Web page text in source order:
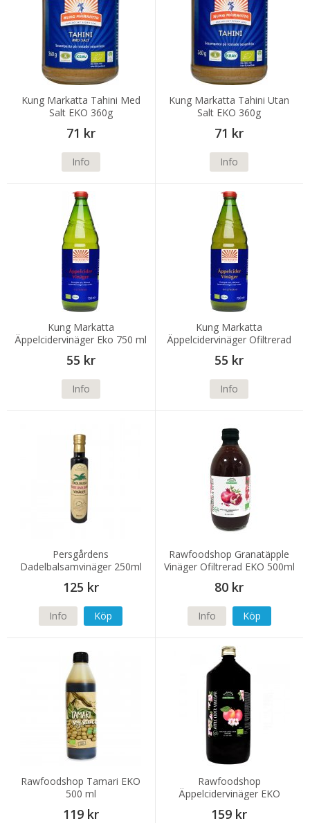
Kung Markatta Tahini Med
Salt EKO 360g
71 kr
Info
Kung Markatta Tahini Utan
Salt EKO 360g
71 kr
Info
Kung Markatta
Äppelcidervinäger Eko 750 ml
55 kr
Info
Kung Markatta
Äppelcidervinäger Ofiltrerad
Eko 750 ml
55 kr
Info
Persgårdens
Dadelbalsamvinäger 250ml
125 kr
Info Köp
Rawfoodshop Granatäpple
Vinäger Ofiltrerad EKO 500ml
80 kr
Info Köp
Rawfoodshop Tamari EKO
500 ml
119 kr
Rawfoodshop
Äppelcidervinäger EKO
1000ml
159 kr